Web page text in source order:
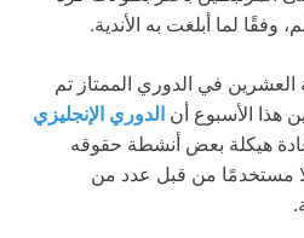
وفقًا لما أبلغت به الأندية.
العشرين في الدوري الممتاز تم
هذا الأسبوع أن الدوري الإنجليزي
هيكلة بعض أنشطة حقوقه
مستخدمًا من قبل عدد من